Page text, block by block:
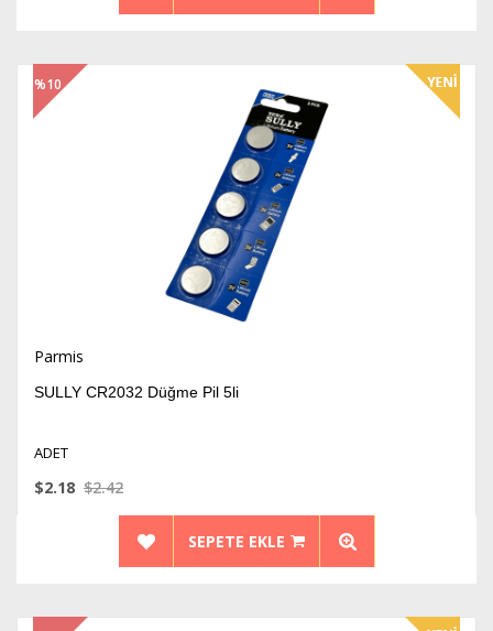
Parmis
SULLY CR2032 Düğme Pil 5li
ADET
$2.18 $2.42
SEPETE EKLE
%10